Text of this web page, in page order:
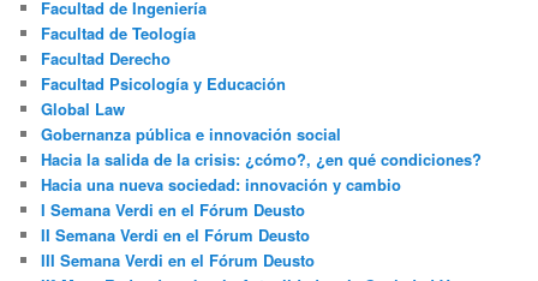
Facultad de Ingeniería
Facultad de Teología
Facultad Derecho
Facultad Psicología y Educación
Global Law
Gobernanza pública e innovación social
Hacia la salida de la crisis: ¿cómo?, ¿en qué condiciones?
Hacia una nueva sociedad: innovación y cambio
I Semana Verdi en el Fórum Deusto
II Semana Verdi en el Fórum Deusto
III Semana Verdi en el Fórum Deusto